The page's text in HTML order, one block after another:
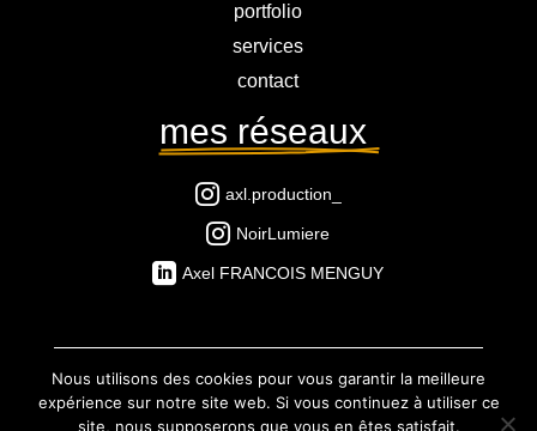
portfolio
services
contact
mes réseaux
 axl.production_
 NoirLumiere
 Axel FRANCOIS MENGUY
Mentions légales–Politique de
Nous utilisons des cookies pour vous garantir la meilleure
expérience sur notre site web. Si vous continuez à utiliser ce
site, nous supposerons que vous en êtes satisfait.